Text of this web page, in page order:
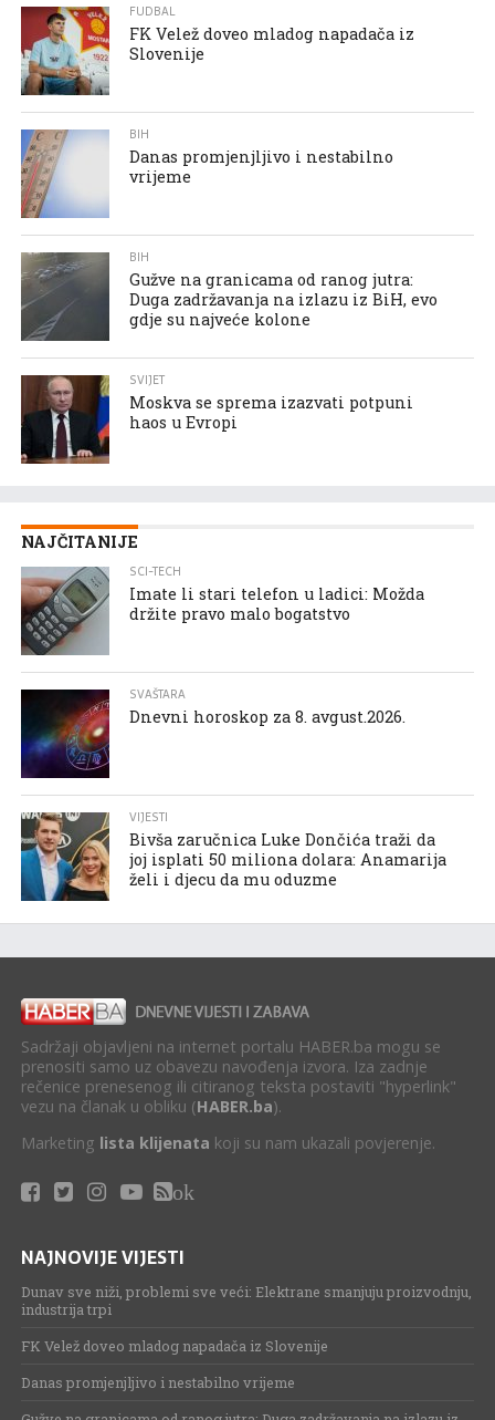
FUDBAL
FK Velež doveo mladog napadača iz
Slovenije
BIH
Danas promjenjljivo i nestabilno
vrijeme
BIH
Gužve na granicama od ranog jutra:
Duga zadržavanja na izlazu iz BiH, evo
gdje su najveće kolone
SVIJET
Moskva se sprema izazvati potpuni
haos u Evropi
NAJČITANIJE
SCI-TECH
Imate li stari telefon u ladici: Možda
držite pravo malo bogatstvo
SVAŠTARA
Dnevni horoskop za 8. avgust.2026.
VIJESTI
Bivša zaručnica Luke Dončića traži da
joj isplati 50 miliona dolara: Anamarija
želi i djecu da mu oduzme
Sadržaji objavljeni na internet portalu HABER.ba mogu se
prenositi samo uz obavezu navođenja izvora. Iza zadnje
rečenice prenesenog ili citiranog teksta postaviti "hyperlink"
vezu na članak u obliku (HABER.ba).
Marketing lista klijenata koji su nam ukazali povjerenje.
ok
NAJNOVIJE VIJESTI
Dunav sve niži, problemi sve veći: Elektrane smanjuju proizvodnju,
industrija trpi
FK Velež doveo mladog napadača iz Slovenije
Danas promjenjljivo i nestabilno vrijeme